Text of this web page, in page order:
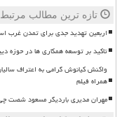
تازه ترین مطالب مرتبط
اربعین تهدید جدی برای تمدن غرب
تاکید بر توسعه همکاری ها در حوزه
واکنش کیانوش گرامی به اعتراف
همراه فیلم
مهران مدیری باردیگر مسعود شصت